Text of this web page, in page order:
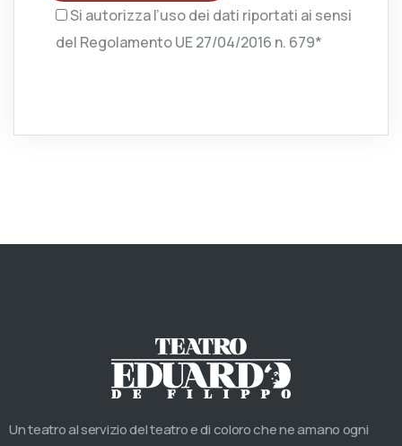
Si autorizza l’uso dei dati riportati ai sensi
del Regolamento UE 27/04/2016 n. 679*
Un teatro al servizio del teatro e di coloro che ne amano ogni